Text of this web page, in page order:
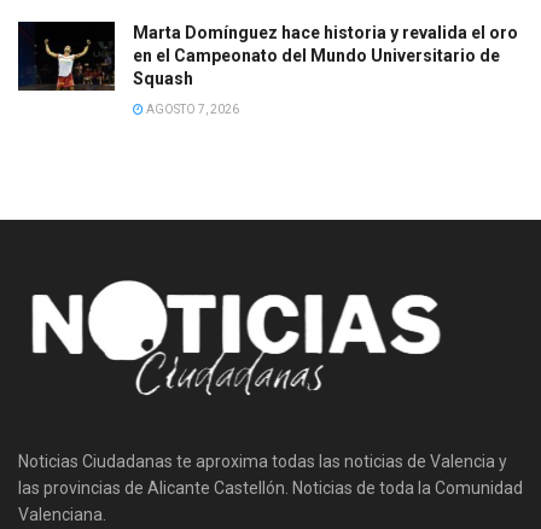
Marta Domínguez hace historia y revalida el oro
en el Campeonato del Mundo Universitario de
Squash
AGOSTO 7, 2026
Noticias Ciudadanas te aproxima todas las noticias de Valencia y
las provincias de Alicante Castellón. Noticias de toda la Comunidad
Valenciana.